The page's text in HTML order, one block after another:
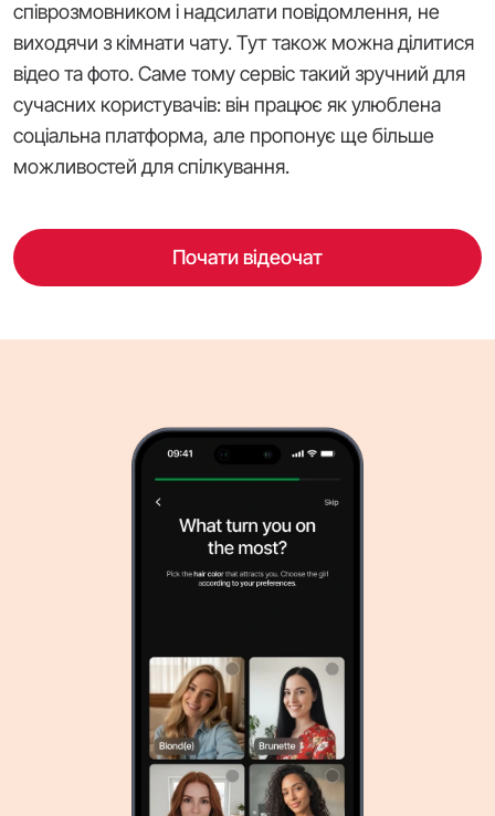
співрозмовником і надсилати повідомлення, не
виходячи з кімнати чату. Тут також можна ділитися
відео та фото. Саме тому сервіс такий зручний для
сучасних користувачів: він працює як улюблена
соціальна платформа, але пропонує ще більше
можливостей для спілкування.
Почати відеочат